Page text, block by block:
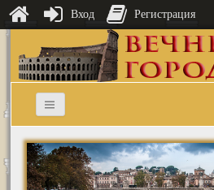
Вход Регистрация